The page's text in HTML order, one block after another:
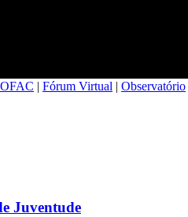
| Fórum Virtual | Observatório
Juventude